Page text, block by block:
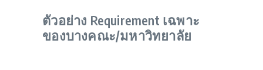
ตัวอย่าง Requirement เฉพาะ
ของบางคณะ/มหาวิทยาลัย